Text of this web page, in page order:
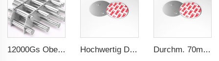
12000Gs Oberflächenfeld polierter Edelstahl Magnetfilter Hochwertig Durchmesser 40 Magnetischer Halter Schnellverschlusssatz Magnetischer Montagepunkt Für Rauchmelder Durchm. 70mm Einfache Bedienung Drahtloser Rauchmelder Magnethalter